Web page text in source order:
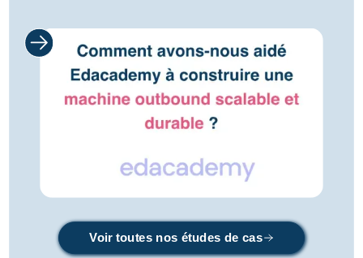
Voir toutes nos études de cas